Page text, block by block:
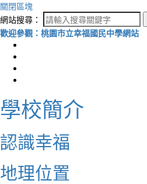
關閉區塊
網站搜尋：
歡迎參觀：桃園市立幸福國民中學網站
學校簡介
認識幸福
地理位置